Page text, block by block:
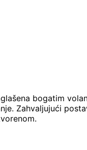
bogatim
Zahvaljujući